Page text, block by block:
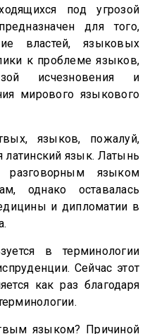
под угрозой
для того,
властей, языковых
к проблеме языков,
исчезновения и
мирового языкового
языков, пожалуй,
язык. Латынь
языком
однако оставалась
и дипломатии в
в терминологии
Сейчас этот
как раз благодаря
языком? Причиной